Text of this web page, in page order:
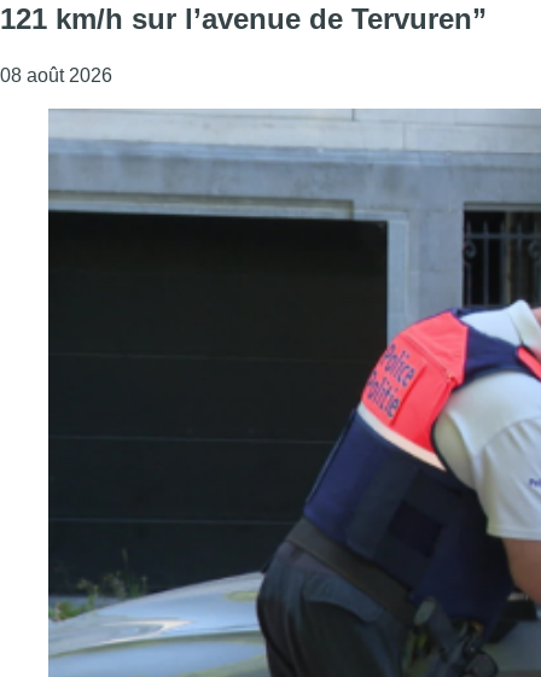
121 km/h sur l’avenue de Tervuren”
08 août 2026